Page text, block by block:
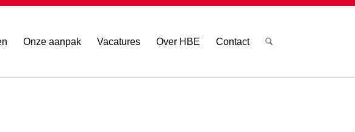
Onze aanpak Vacatures Over HBE Contact